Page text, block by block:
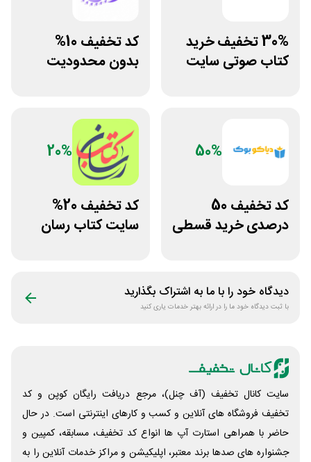
30% تخفیف خرید
کتاب صوتی سایت
کد تخفیف 10%
بدون محدودیت
50%
کد تخفیف 50
درصدی خرید قسطی
20%
کد تخفیف 20%
سایت کتاب رسان
دیدگاه خود را با ما به اشتراک بگذارید
با ثبت دیدگاه خود ما را در ارائه بهتر خدمات یاری کنید
سایت کانال تخفیف (آف چنل)، مرجع دریافت رایگان کوپن و کد
تخفیف فروشگاه های آنلاین و کسب و‌ کارهای اینترنتی است. در حال
حاضر با همراهی استارت آپ ها انواع کد تخفیف، مسابقه، کمپین و
جشنواره های صدها برند معتبر، اپلیکیشن و مراکز خدمات آنلاین را به